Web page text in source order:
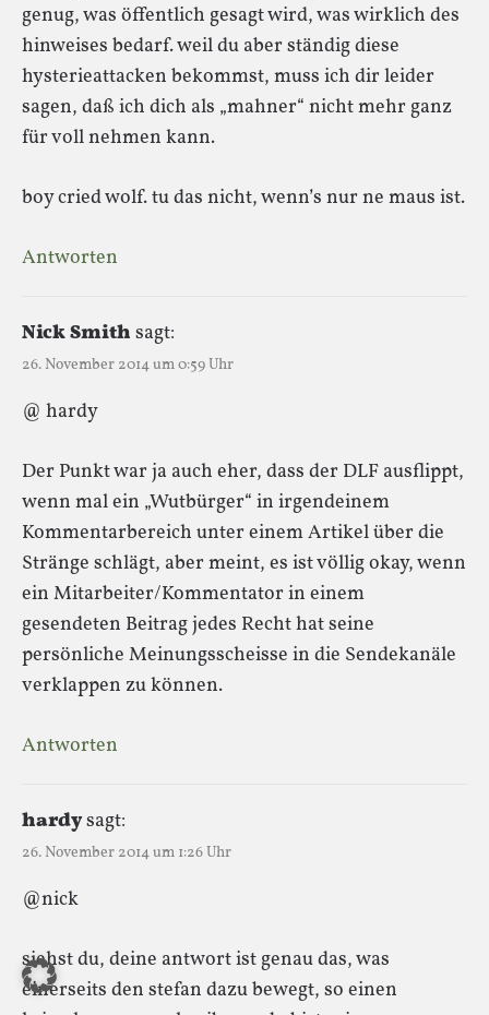
genug, was öffentlich gesagt wird, was wirklich des
hinweises bedarf. weil du aber ständig diese
hysterieattacken bekommst, muss ich dir leider
sagen, daß ich dich als „mahner“ nicht mehr ganz
für voll nehmen kann.
boy cried wolf. tu das nicht, wenn’s nur ne maus ist.
Antworten
Nick Smith sagt:
26. November 2014 um 0:59 Uhr
@ hardy
Der Punkt war ja auch eher, dass der DLF ausflippt,
wenn mal ein „Wutbürger“ in irgendeinem
Kommentarbereich unter einem Artikel über die
Stränge schlägt, aber meint, es ist völlig okay, wenn
ein Mitarbeiter/Kommentator in einem
gesendeten Beitrag jedes Recht hat seine
persönliche Meinungsscheisse in die Sendekanäle
verklappen zu können.
Antworten
hardysagt:
26. November 2014 um 1:26 Uhr
@nick
siehst du, deine antwort ist genau das, was
einerseits den stefan dazu bewegt, so einen